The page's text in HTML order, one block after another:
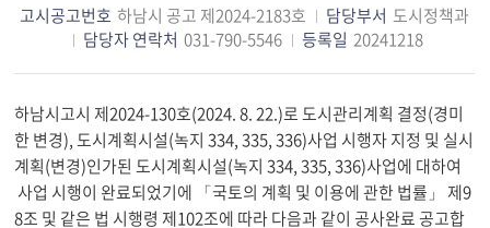
고시공고번호 하남시 공고 제2024-2183호 담당부서 도시정책과
담당자 연락처 031-790-5546 등록일 20241218